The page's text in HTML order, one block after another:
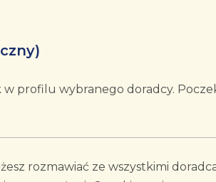
w profilu wybranego doradcy.
rozmawiać ze wszystkimi